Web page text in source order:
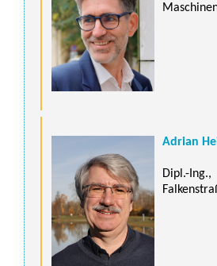
Adrian
Dipl.-Ing.,